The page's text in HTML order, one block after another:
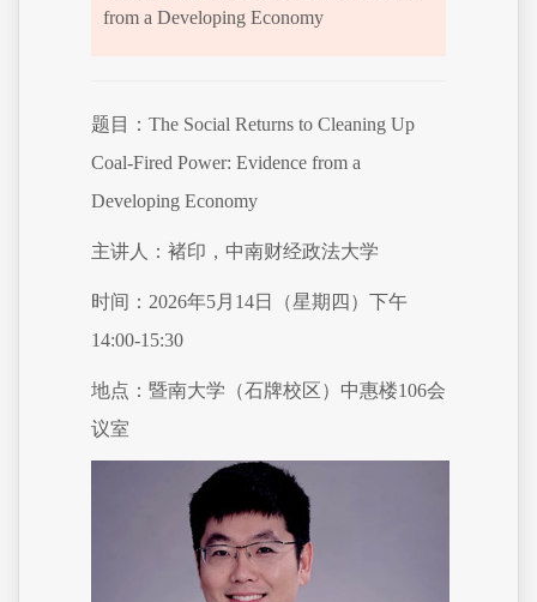
from a Developing Economy
题目：The Social Returns to Cleaning Up
Coal-Fired Power: Evidence from a
Developing Economy
主讲人：褚印，中南财经政法大学
时间：2026年5月14日（星期四）下午
14:00-15:30
地点：暨南大学（石牌校区）中惠楼106会
议室